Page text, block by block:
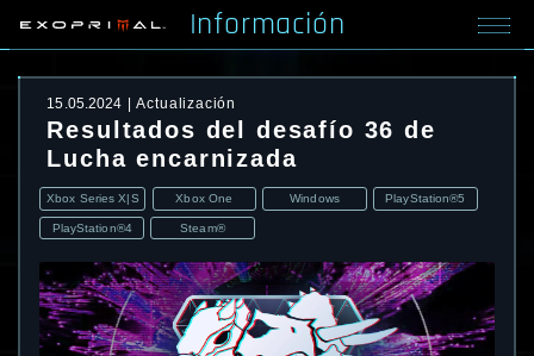
Información
15.05.2024 Actualización
Resultados del desafío 36 de
Lucha encarnizada
Xbox Series X|S Xbox One Windows PlayStation®5
PlayStation®4 Steam®